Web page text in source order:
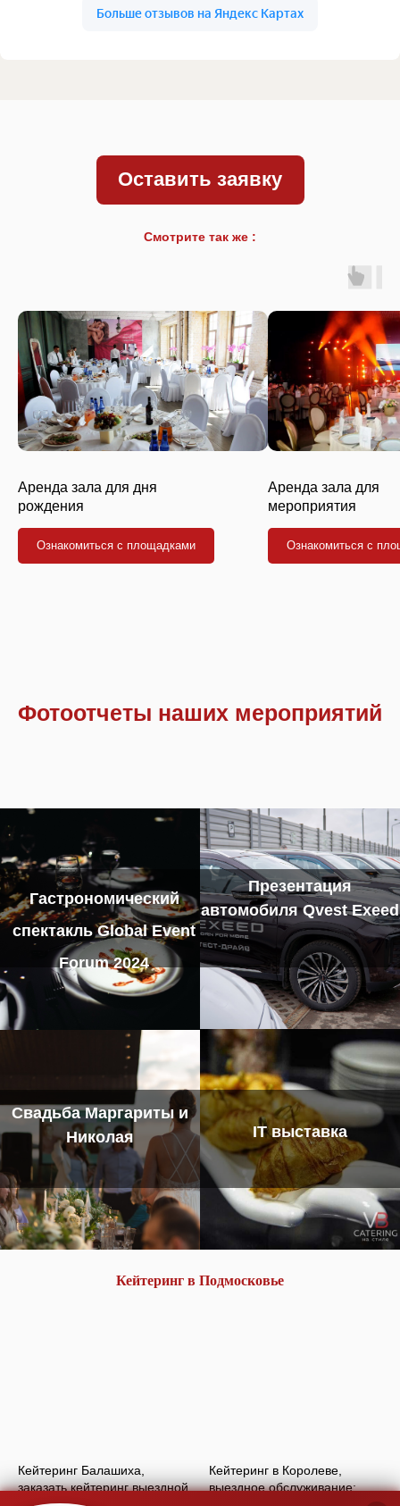
Оставить заявку
Смотрите так же :
Аренда зала для дня
рождения
Ознакомиться с площадками
Аренда зала для
мероприятия
Ознакомиться с
Фотоотчеты наших мероприятий
Гастрономический
спектакль Global Event
Forum 2024
Презентация
автомобиля Qvest Exeed
Свадьба Маргариты и
Николая
IT выставка
Кейтеринг в Подмосковье
Кейтеринг Балашиха,
заказать кейтеринг выездной
Кейтеринг в Королеве,
выездное обслуживание: